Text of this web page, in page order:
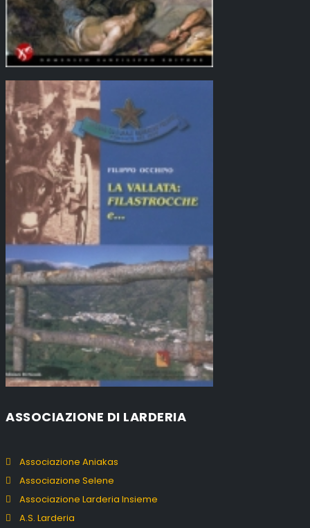
ASSOCIAZIONE DI LARDERIA
Associazione Aniakas
Associazione Selene
Associazione Larderia Insieme
A.S. Larderia